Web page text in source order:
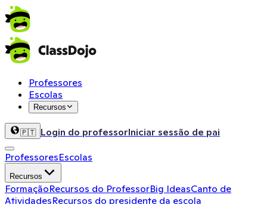
Professores
Escolas
Recursos
🇵🇹 Login do professorIniciar sessão de pai
ProfessoresEscolas
Recursos
FormaçãoRecursos do ProfessorBig IdeasCanto de
AtividadesRecursos do presidente da escola